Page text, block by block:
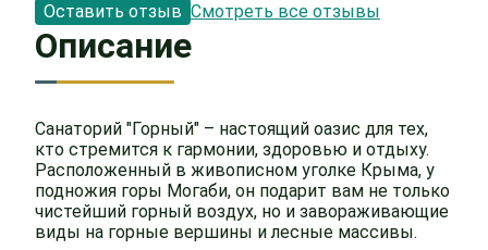
Оставить отзыв Смотреть все отзывы
Описание
Санаторий "Горный" – настоящий оазис для тех,
кто стремится к гармонии, здоровью и отдыху.
Расположенный в живописном уголке Крыма, у
подножия горы Могаби, он подарит вам не только
чистейший горный воздух, но и завораживающие
виды на горные вершины и лесные массивы.